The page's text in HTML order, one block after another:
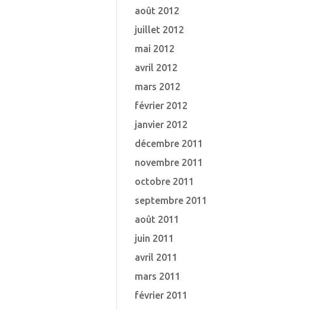
août 2012
juillet 2012
mai 2012
avril 2012
mars 2012
février 2012
janvier 2012
décembre 2011
novembre 2011
octobre 2011
septembre 2011
août 2011
juin 2011
avril 2011
mars 2011
février 2011